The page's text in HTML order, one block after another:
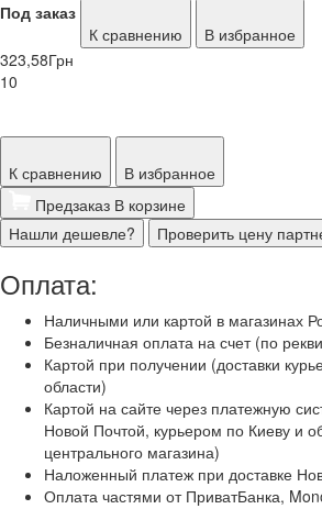
Под заказ
К сравнению
В избранное
323,58Грн
10
К сравнению
В избранное
Предзаказ В корзине
Нашли дешевле?
Проверить цену
Оплата:
Наличными или картой в магазинах
Безналичная оплата на счет (по
Картой при получении (доставки
области)
Картой на сайте через платежную
Новой Почтой, курьером по Киеву и
центрального магазина)
Наложенный платеж при доставке
Оплата частями от ПриватБанка,